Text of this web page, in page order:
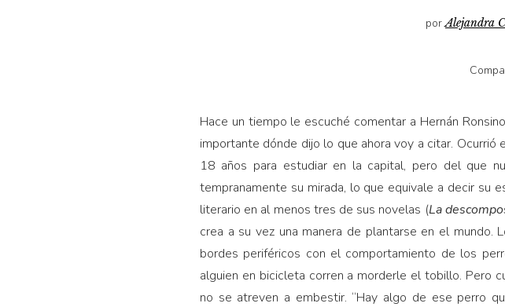
porAlejandra
Hace un tiempo le escuché comentar a Hernán
importante dónde dijo lo que ahora voy a citar. Ocurrió
18 años para estudiar en la capital, pero del que
tempranamente su mirada, lo que equivale a decir su
literario en al menos tres de sus novelas (La
crea a su vez una manera de plantarse en el mundo.
bordes periféricos con el comportamiento de los
alguien en bicicleta corren a morderle el tobillo. Pero
no se atreven a embestir. “Hay algo de ese perro